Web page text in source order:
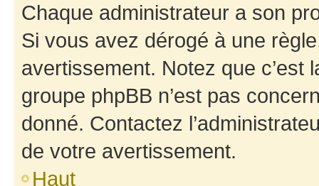
Chaque administrateur a son
Si vous avez dérogé à une
avertissement. Notez que c’est
groupe phpBB n’est pas
donné. Contactez
de votre avertissement.
Haut